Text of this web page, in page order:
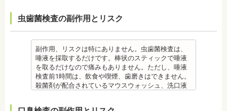
了まで治療できません。）
・虫歯や歯周炎が発生すると一旦、装置を取り外し
て歯科医院で治療をする場合もあります。
・患者様が、取り外しできる矯正装置や補助装置の
装着時間を守っていなかったり、定期的な来院がで
きなかったりした場合は、治療期間が延びる可能性
があります。
・特殊な噛み合わせ、骨の硬さ、歯のかたちの場合
・装置が壊れることがあります。その際は歯科医院
を受診してください。
・個人差があり、かなりのストレスを受ける患者さ
んもいます。
・矯正中は、器具を装着するため、食べかすが詰ま
りやすく虫歯、歯周病を招きやすくなります。（矯
正器具をつけている箇所の虫歯治療は、基本的に矯
正終了まで治療できません。）
・虫歯や歯周炎が発生すると一旦、装置を取り外し
・歯や骨の状態、歯の動きを妨げる癖があった場
合、虫歯や歯周病の発生など、治療計画よりも治療
期間が長くなる場合があります。
・矯正治療では、歯肉が下がる場合（歯肉退縮）が
あります。特に切歯（せっし：上下前歯各4本）、歯
の凸凹が大きい患者様の場合、発症する事がありま
す。
・個人差により治療期間が数年かかることがありま
す。
ムや餅など、装置に引っかかるものが食べられなく
きません。
石の前段階です。歯垢の段階であれば歯ブラシで簡
単に取り除くことができますが、沈着したまま時間
が経過すると歯石になって歯周病を進行させてしま
います。歯科での歯石除去は、専門の機器を使用
し、歯石を取り除くことができます。
歯石を取り除けば、歯周病の治療となり歯のぐらつ
き、歯茎の出血、口臭などが改善できます。
きれない場合があります。
また、エアフローは外来性の着色は落としますが、
本来の歯の色自体は白くできません。歯自体を白く
したい場合にはホワイトニングが有効です。 着色汚
れはエアフロー後に再付着することもあります。継
続的効果を得るには、定期的な施術が必要です。
エアフローは、着色を落とす審美目的として行われ
るため、健康保険の適用外となり自由診療となりま
虫歯菌検査の副作用とリスク
副作用、リスクは特にありません。虫歯菌検査は、
唾液を採取するだけです。棒状のスティックで唾液
を取るだけなので痛みもありません。ただし、唾液
検査前1時間は、飲食や喫煙、歯磨きはできません。
殺菌剤が配合されているマウスウォッシュ、洗口液